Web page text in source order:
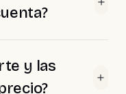
y las